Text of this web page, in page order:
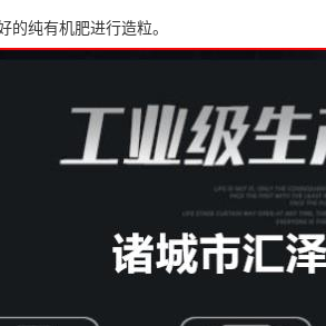
的纯有机肥进行造粒。